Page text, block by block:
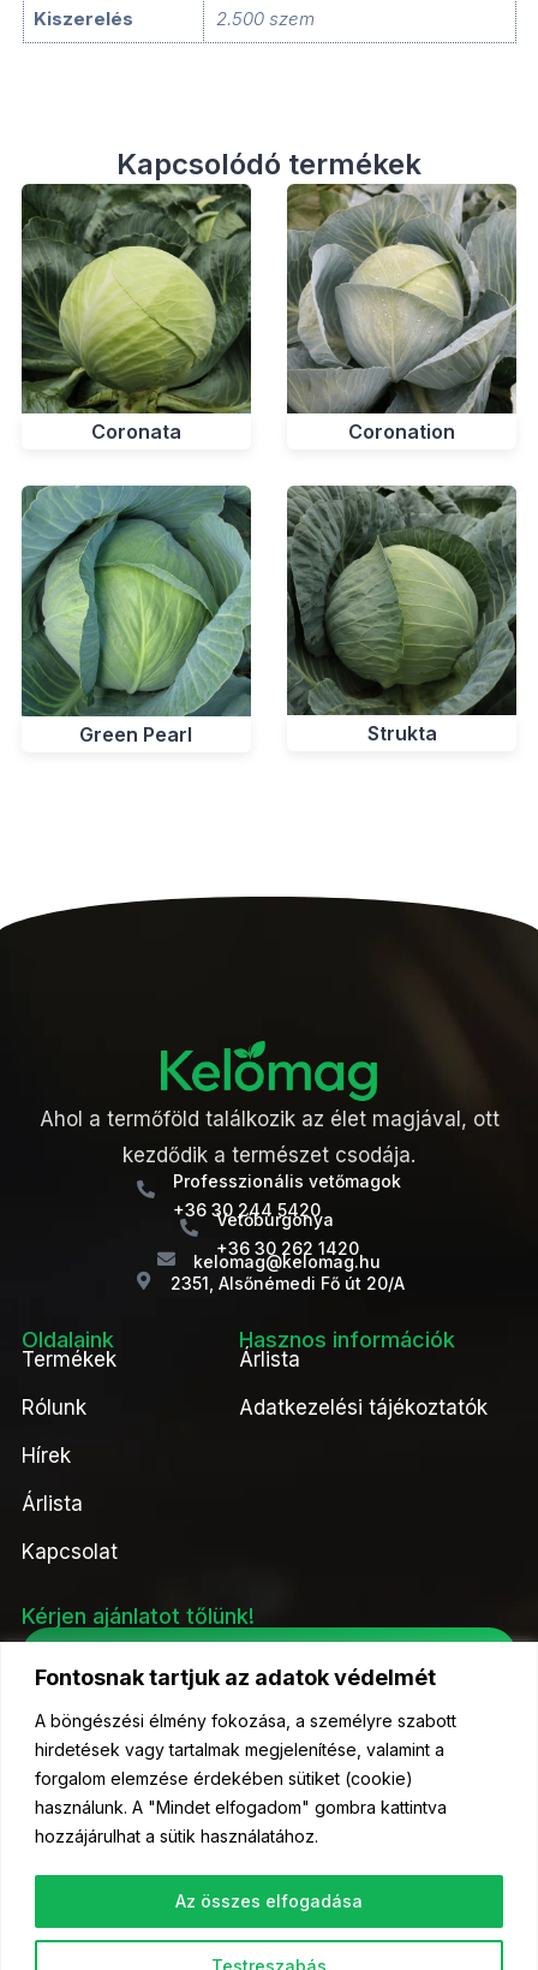
Fontosnak tartjuk az adatok védelmét
A böngészési élmény fokozása, a személyre szabott
hirdetések vagy tartalmak megjelenítése, valamint a
forgalom elemzése érdekében sütiket (cookie)
használunk. A "Mindet elfogadom" gombra kattintva
hozzájárulhat a sütik használatához.
Testreszabás
Az összes elfogadása
Kiszerelés 2.500 szem
Kapcsolódó termékek
Coronata Coronation
Green Pearl Strukta
Ahol a termőföld találkozik az élet magjával, ott
kezdődik a természet csodája.
Professzionális vetőmagok
+36 30 244 5420
Vetőburgonya
+36 30 262 1420
kelomag@kelomag.hu
2351, Alsőnémedi Fő út 20/A
Oldalaink
Termékek
Rólunk
Hírek
Árlista
Kapcsolat
Hasznos információk
Árlista
Adatkezelési tájékoztatók
Kérjen ajánlatot tőlünk!
© 2023 Kelőmag Kft- Minden jog fenntartva.